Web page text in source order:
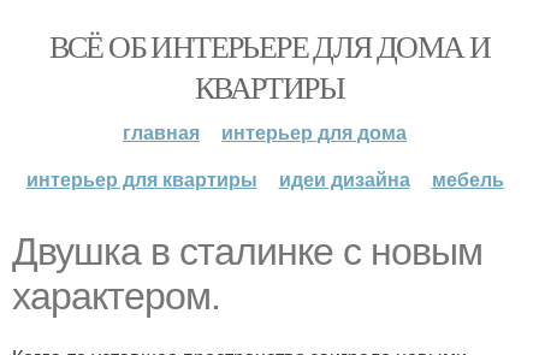
ВСЁ ОБ ИНТЕРЬЕРЕ ДЛЯ ДОМА И
КВАРТИРЫ
главная
интерьер для дома
интерьер для квартиры
идеи дизайна мебель
Двушка в сталинке с новым
характером.